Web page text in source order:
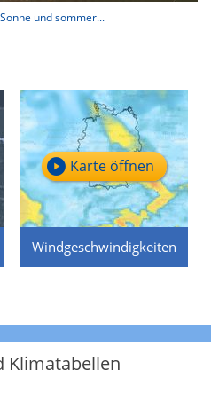
und sommer...
Windgeschwindigkeiten
Karte öffnen
Klimatabellen